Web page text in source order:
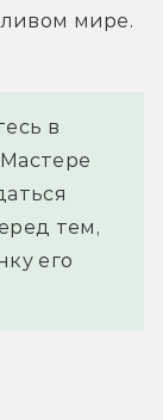
мире.
в
тем,
его